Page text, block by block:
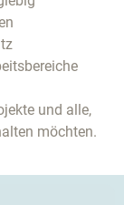
und alle,
möchten.